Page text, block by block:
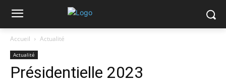
Accueil Actualité
Actualité
Présidentielle 2023